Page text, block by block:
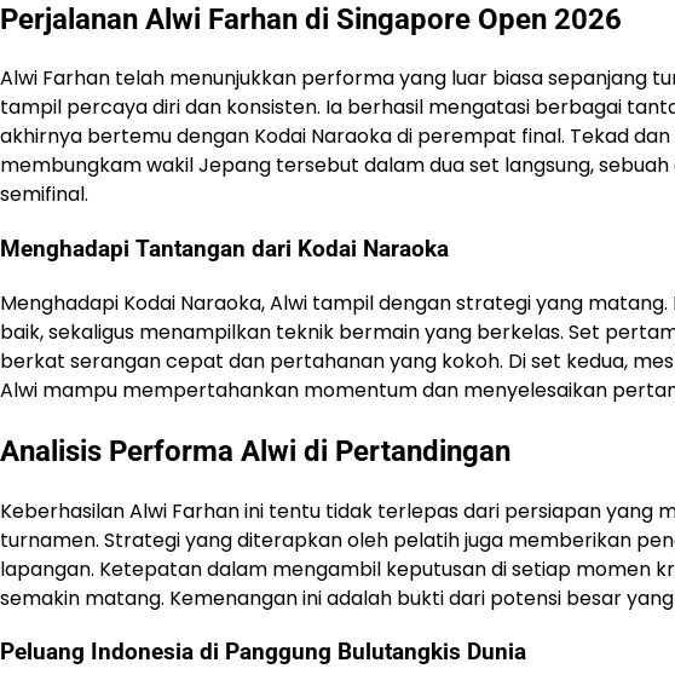
Perjalanan Alwi Farhan di Singapore Open 2026
Alwi Farhan telah menunjukkan performa yang luar biasa sepanjang
tampil percaya diri dan konsisten. Ia berhasil mengatasi berbagai
akhirnya bertemu dengan Kodai Naraoka di perempat final. Tekad
membungkam wakil Jepang tersebut dalam dua set langsung,
semifinal.
Menghadapi Tantangan dari Kodai Naraoka
Menghadapi Kodai Naraoka, Alwi tampil dengan strategi yang
baik, sekaligus menampilkan teknik bermain yang berkelas. Set
berkat serangan cepat dan pertahanan yang kokoh. Di set kedua,
Alwi mampu mempertahankan momentum dan menyelesaikan
Analisis Performa Alwi di Pertandingan
Keberhasilan Alwi Farhan ini tentu tidak terlepas dari persiapan yang
turnamen. Strategi yang diterapkan oleh pelatih juga memberikan
lapangan. Ketepatan dalam mengambil keputusan di setiap momen
semakin matang. Kemenangan ini adalah bukti dari potensi besar
Peluang Indonesia di Panggung Bulutangkis Dunia